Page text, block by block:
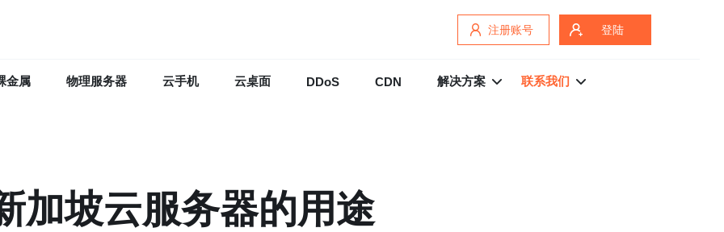
注册账号 登陆
金属 物理服务器 云手机 云桌面 DDoS CDN 解决方案 联系我们
加坡云服务器的用途